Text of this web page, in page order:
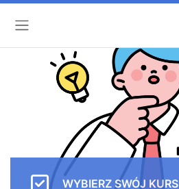
WYBIERZ SWÓJ KURS